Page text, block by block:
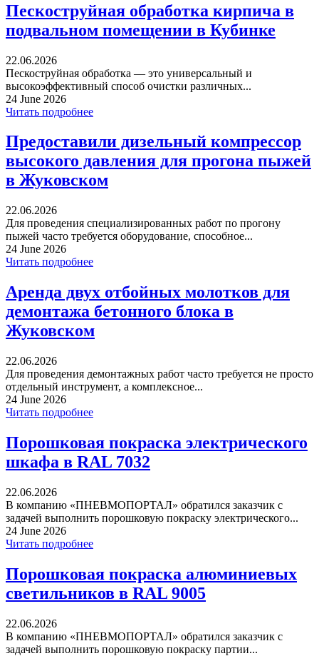
Пескоструйная обработка кирпича в
подвальном помещении в Кубинке
22.06.2026
Пескоструйная обработка — это универсальный и
высокоэффективный способ очистки различных...
24 June 2026
Читать подробнее
Предоставили дизельный компрессор
высокого давления для прогона пыжей
в Жуковском
22.06.2026
Для проведения специализированных работ по прогону
пыжей часто требуется оборудование, способное...
24 June 2026
Читать подробнее
Аренда двух отбойных молотков для
демонтажа бетонного блока в
Жуковском
22.06.2026
Для проведения демонтажных работ часто требуется не просто
отдельный инструмент, а комплексное...
24 June 2026
Читать подробнее
Порошковая покраска электрического
шкафа в RAL 7032
22.06.2026
В компанию «ПНЕВМОПОРТАЛ» обратился заказчик с
задачей выполнить порошковую покраску электрического...
24 June 2026
Читать подробнее
Порошковая покраска алюминиевых
светильников в RAL 9005
22.06.2026
В компанию «ПНЕВМОПОРТАЛ» обратился заказчик с
задачей выполнить порошковую покраску партии...